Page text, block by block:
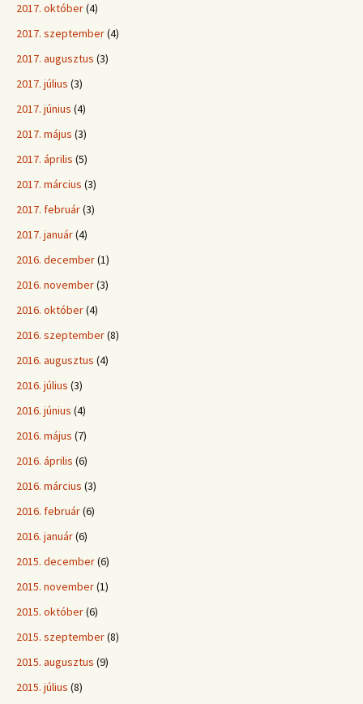
2017. október(4)
2017. szeptember(4)
2017. augusztus (3)
2017. július (3)
2017. június (4)
2017. május (3)
2017. április (5)
2017. március (3)
2017. február(3)
2017. január(4)
2016. december(1)
2016. november(3)
2016. október(4)
2016. szeptember(8)
2016. augusztus (4)
2016. július (3)
2016. június (4)
2016. május (7)
2016. április (6)
2016. március (3)
2016. február(6)
2016. január(6)
2015. december(6)
2015. november(1)
2015. október(6)
2015. szeptember(8)
2015. augusztus (9)
2015. július (8)